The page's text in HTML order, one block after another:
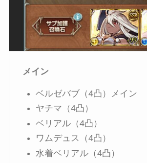
メイン
ベルゼバブ（4凸）メイン
ヤチマ（4凸）
ベリアル（4凸）
ワムデュス（4凸）
水着ベリアル（4凸）